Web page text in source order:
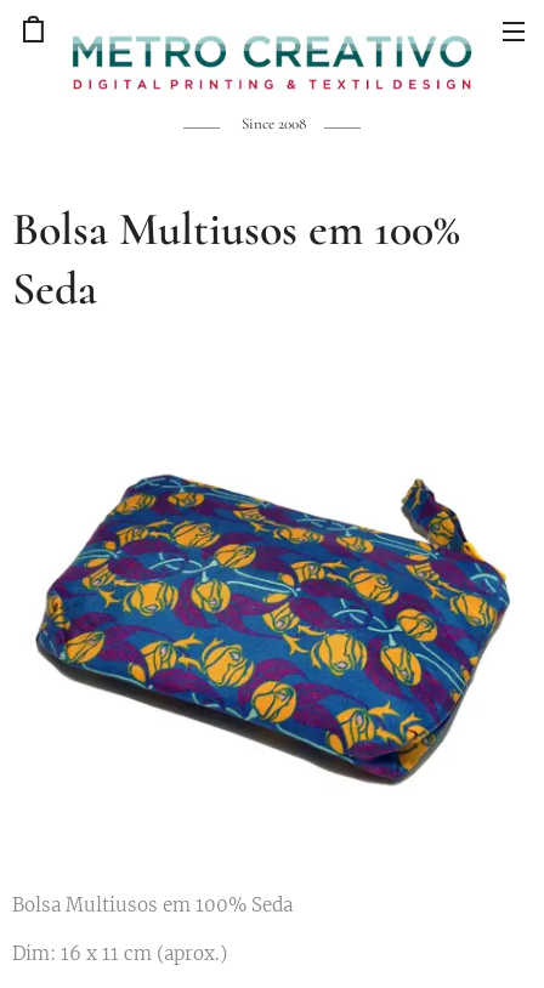
Since 2008
Bolsa Multiusos em 100%
Seda
Bolsa Multiusos em 100% Seda
Dim: 16 x 11 cm (aprox.)